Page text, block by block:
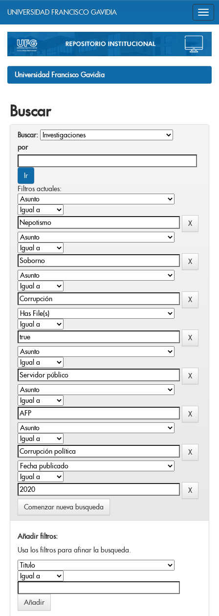
navigation
UNIVERSIDAD FRANCISCO GAVIDIA
Universidad Francisco Gavidia
Buscar
Buscar:
por
Filtros actuales:
Comenzar nueva busqueda
Añadir filtros:
Usa los filtros para afinar la busqueda.